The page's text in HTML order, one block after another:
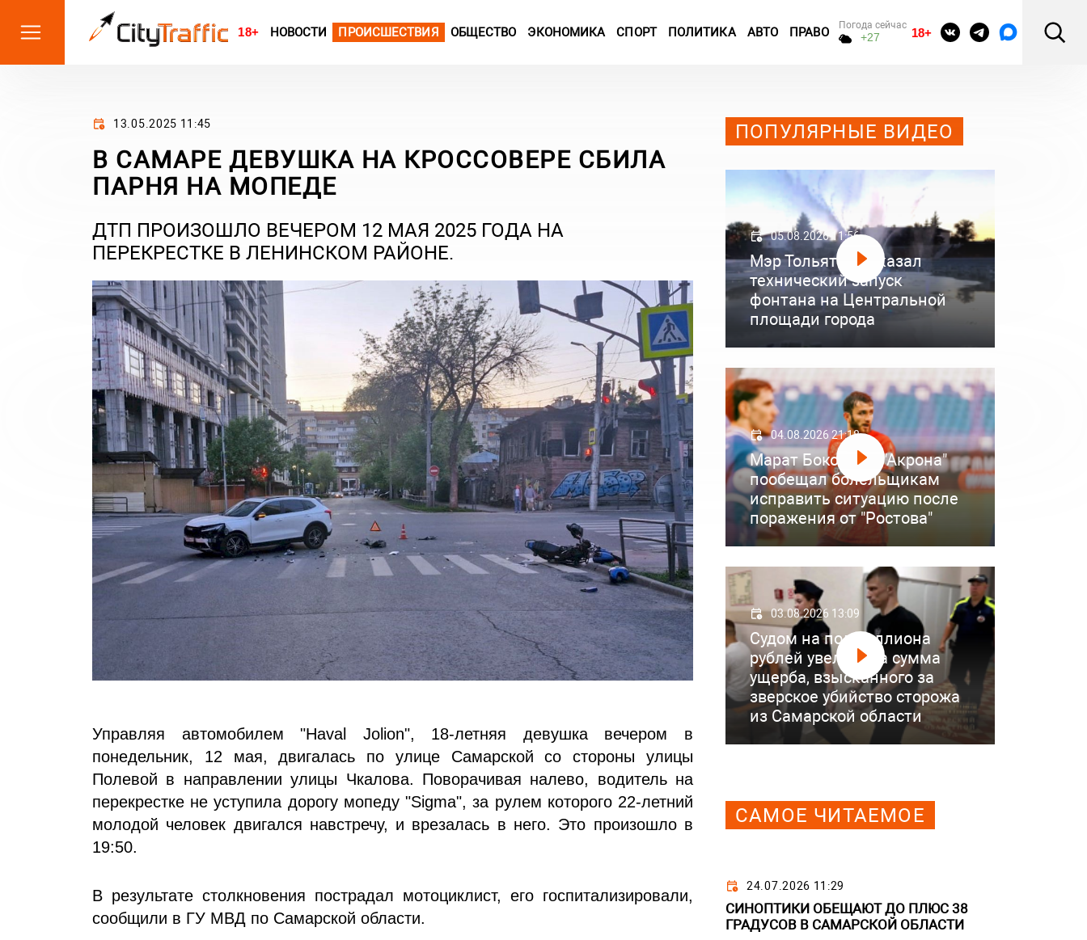
18+ НОВОСТИ ПРОИСШЕСТВИЯ ОБЩЕСТВО ЭКОНОМИКА СПОРТ ПОЛИТИКА АВТО ПРАВО Погода сейчас
+27 18+
13.05.2025 11:45
В САМАРЕ ДЕВУШКА НА КРОССОВЕРЕ СБИЛА
ПАРНЯ НА МОПЕДЕ
ДТП ПРОИЗОШЛО ВЕЧЕРОМ 12 МАЯ 2025 ГОДА НА
ПЕРЕКРЕСТКЕ В ЛЕНИНСКОМ РАЙОНЕ.
Управляя автомобилем "Haval Jolion", 18-летняя девушка вечером в
понедельник, 12 мая, двигалась по улице Самарской со стороны улицы
Полевой в направлении улицы Чкалова. Поворачивая налево, водитель на
перекрестке не уступила дорогу мопеду "Sigma", за рулем которого 22-летний
молодой человек двигался навстречу, и врезалась в него. Это произошло в
19:50.
В результате столкновения пострадал мотоциклист, его госпитализировали,
сообщили в ГУ МВД по Самарской области.
ПОПУЛЯРНЫЕ ВИДЕО
05.08.2026 11:56
Мэр Тольятти показал
технический запуск
фонтана на Центральной
площади города
04.08.2026 21:18
Марат Бокоев из "Акрона"
пообещал болельщикам
исправить ситуацию после
поражения от "Ростова"
03.08.2026 13:09
Судом на полмиллиона
рублей увеличена сумма
ущерба, взысканного за
зверское убийство сторожа
из Самарской области
САМОЕ ЧИТАЕМОЕ
24.07.2026 11:29
СИНОПТИКИ ОБЕЩАЮТ ДО ПЛЮС 38
ГРАДУСОВ В САМАРСКОЙ ОБЛАСТИ